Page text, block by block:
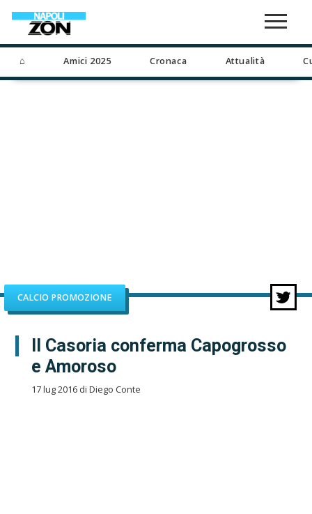
⌂ Amici 2025 Cronaca Attualità
CALCIO PROMOZIONE
Il Casoria conferma Capogrosso
e Amoroso
17 lug 2016 di Diego Conte